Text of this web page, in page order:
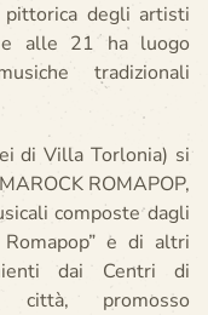
pittorica degli artisti
alle 21 ha luogo
tradizionali
di Villa Torlonia) si
ROMAPOP,
composte dagli
e di altri
dai Centri di
città, promosso